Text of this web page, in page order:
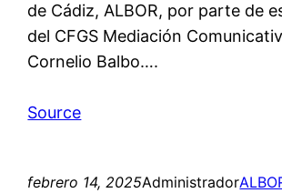
de Cádiz, ALBOR, por parte de
del CFGS Mediación
Cornelio Balbo….
Source
febrero 14, 2025Administrador